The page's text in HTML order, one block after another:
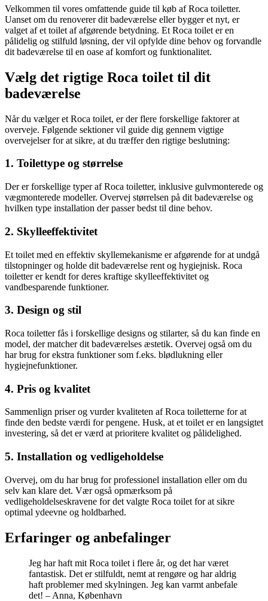
Velkommen til vores omfattende guide til køb af Roca toiletter.
Uanset om du renoverer dit badeværelse eller bygger et nyt, er
valget af et toilet af afgørende betydning. Et Roca toilet er en
pålidelig og stilfuld løsning, der vil opfylde dine behov og forvandle
dit badeværelse til en oase af komfort og funktionalitet.
Vælg det rigtige Roca toilet til dit
badeværelse
Når du vælger et Roca toilet, er der flere forskellige faktorer at
overveje. Følgende sektioner vil guide dig gennem vigtige
overvejelser for at sikre, at du træffer den rigtige beslutning:
1. Toilettype og størrelse
Der er forskellige typer af Roca toiletter, inklusive gulvmonterede og
vægmonterede modeller. Overvej størrelsen på dit badeværelse og
hvilken type installation der passer bedst til dine behov.
2. Skylleeffektivitet
Et toilet med en effektiv skyllemekanisme er afgørende for at undgå
tilstopninger og holde dit badeværelse rent og hygiejnisk. Roca
toiletter er kendt for deres kraftige skylleeffektivitet og
vandbesparende funktioner.
3. Design og stil
Roca toiletter fås i forskellige designs og stilarter, så du kan finde en
model, der matcher dit badeværelses æstetik. Overvej også om du
har brug for ekstra funktioner som f.eks. blødlukning eller
hygiejnefunktioner.
4. Pris og kvalitet
Sammenlign priser og vurder kvaliteten af Roca toiletterne for at
finde den bedste værdi for pengene. Husk, at et toilet er en langsigtet
investering, så det er værd at prioritere kvalitet og pålidelighed.
5. Installation og vedligeholdelse
Overvej, om du har brug for professionel installation eller om du
selv kan klare det. Vær også opmærksom på
vedligeholdelseskravene for det valgte Roca toilet for at sikre
optimal ydeevne og holdbarhed.
Erfaringer og anbefalinger
Jeg har haft mit Roca toilet i flere år, og det har været
fantastisk. Det er stilfuldt, nemt at rengøre og har aldrig
haft problemer med skylningen. Jeg kan varmt anbefale
det! – Anna, København